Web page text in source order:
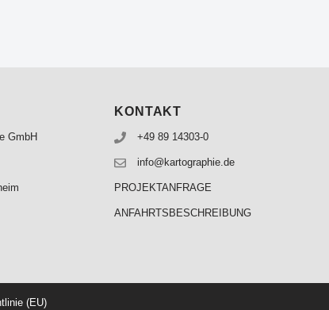
GmbH
KONTAKT
+49 89 14303-0
info@kartographie.de
PROJEKTANFRAGE
ANFAHRTSBESCHREIBUNG
(EU)